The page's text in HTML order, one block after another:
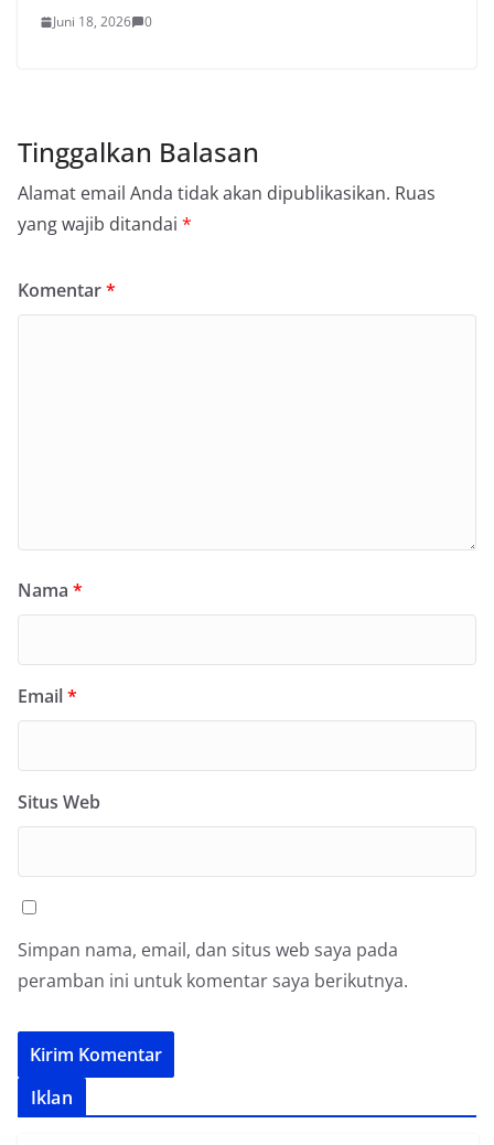
Juni 18, 2026 0
Tinggalkan Balasan
Alamat email Anda tidak akan dipublikasikan. Ruas
yang wajib ditandai *
Komentar*
Nama *
Email*
Situs Web
Simpan nama, email, dan situs web saya pada
peramban ini untuk komentar saya berikutnya.
Iklan